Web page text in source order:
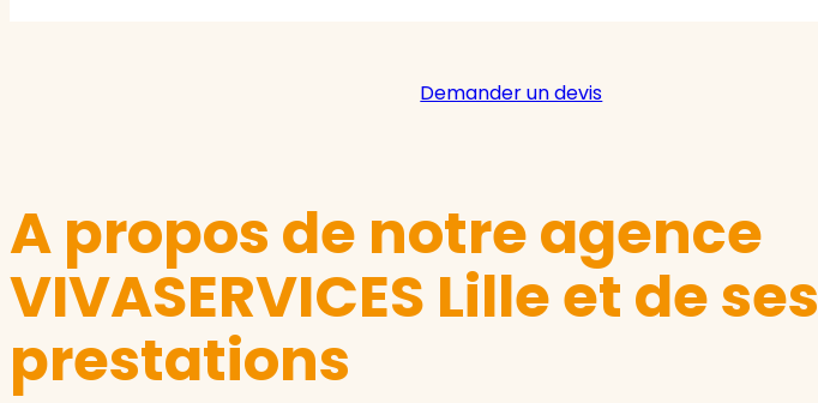
Demander un devis
A propos de notre agence
VIVASERVICES Lille et de ses
prestations